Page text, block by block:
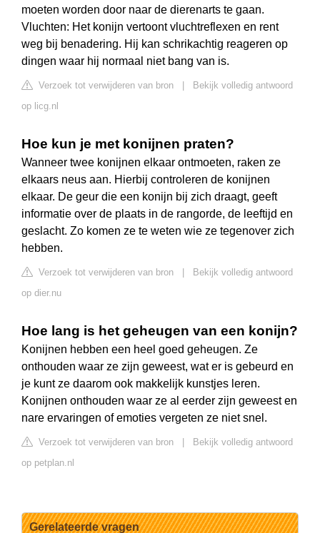
moeten worden door naar de dierenarts te gaan.
Vluchten: Het konijn vertoont vluchtreflexen en rent
weg bij benadering. Hij kan schrikachtig reageren op
dingen waar hij normaal niet bang van is.
Verzoek tot verwijderen van bron
Bekijk volledig antwoord
op licg.nl
Hoe kun je met konijnen praten?
Wanneer twee konijnen elkaar ontmoeten, raken ze
elkaars neus aan. Hierbij controleren de konijnen
elkaar. De geur die een konijn bij zich draagt, geeft
informatie over de plaats in de rangorde, de leeftijd en
geslacht. Zo komen ze te weten wie ze tegenover zich
hebben.
Verzoek tot verwijderen van bron
Bekijk volledig antwoord
op dier.nu
Hoe lang is het geheugen van een konijn?
Konijnen hebben een heel goed geheugen. Ze
onthouden waar ze zijn geweest, wat er is gebeurd en
je kunt ze daarom ook makkelijk kunstjes leren.
Konijnen onthouden waar ze al eerder zijn geweest en
nare ervaringen of emoties vergeten ze niet snel.
Verzoek tot verwijderen van bron
Bekijk volledig antwoord
op petplan.nl
Gerelateerde vragen